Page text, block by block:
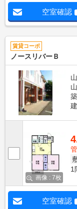
空室確認
賃貸コーポ
ノースリバーＢ
画像 : 7枚
1
空室確認